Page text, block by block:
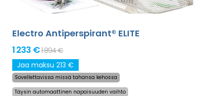
Electro Antiperspirant® ELITE
1 233 €1 894 €
Jaa maksu 213 €
Sovellettavissa missä tahansa kehossa
Täysin automaattinen napaisuuden vaihto